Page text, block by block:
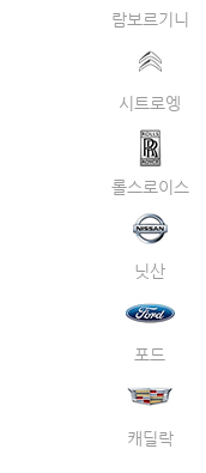
람보르기니
시트로엥
롤스로이스
닛산
포드
캐딜락